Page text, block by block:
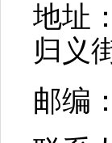
地址
归义
邮编：